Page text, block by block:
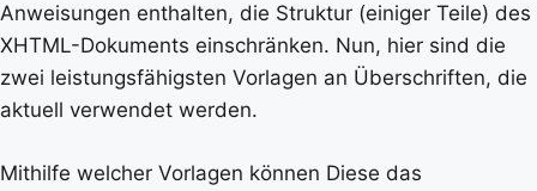
Anweisungen enthalten, die Struktur (einiger Teile) des
XHTML-Dokuments einschränken. Nun, hier sind die
zwei leistungsfähigsten Vorlagen an Überschriften, die
aktuell verwendet werden.
Mithilfe welcher Vorlagen können Diese das